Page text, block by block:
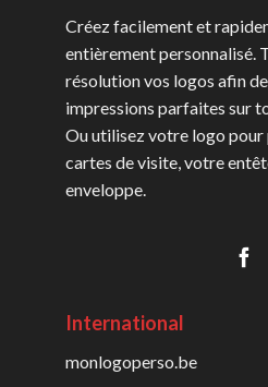
Créez facilement et
entièrement personnalisé.
résolution vos logos afin
impressions parfaites sur
Ou utilisez votre logo pour
cartes de visite, votre
enveloppe.
International
monlogoperso.be